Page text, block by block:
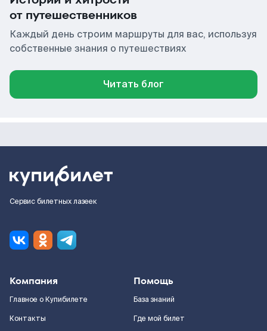
от путешественников
Каждый день строим маршруты для вас, используя
собственные знания о путешествиях
Читать блог
Сервис билетных лазеек
Компания
Главное о Купибилете
Контакты
Помощь
База знаний
Где мой билет